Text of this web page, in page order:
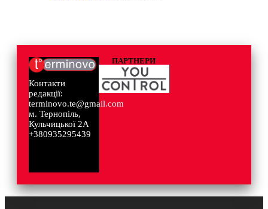
Контакти
редакції:
terminovo.te@gmail.com
м. Тернопіль,
Кульчицької 2А
+380935295439
ПАРТНЕРИ